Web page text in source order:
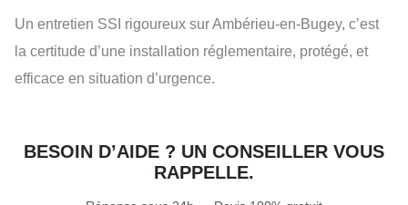
Un entretien SSI rigoureux sur Ambérieu-en-Bugey, c’est
la certitude d’une installation réglementaire, protégé, et
efficace en situation d’urgence.
BESOIN D’AIDE ? UN CONSEILLER VOUS
RAPPELLE.